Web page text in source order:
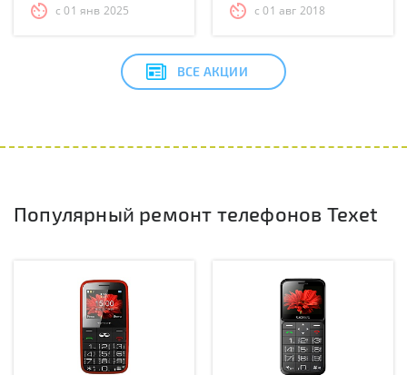
с 01 янв 2025 с 01 авг 2018
ВСЕ АКЦИИ
Популярный ремонт телефонов Texet